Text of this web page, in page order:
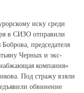
иску среди
в СИЗО отправили
председателя
Черных и экс-
компания»
Под стражу взяли
обвинение